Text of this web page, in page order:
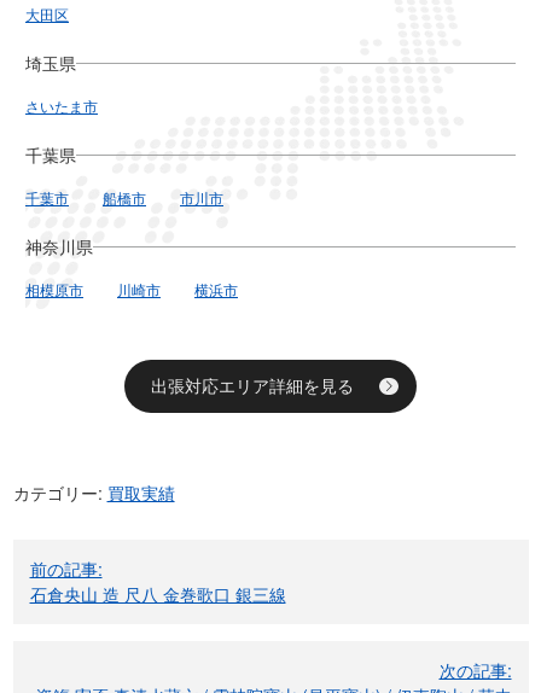
大田区
埼玉県
さいたま市
千葉県
千葉市 船橋市 市川市
神奈川県
相模原市 川崎市 横浜市
出張対応エリア詳細を見る
カテゴリー: 買取実績
投
稿
ゲ
前の記事:
石倉央山 造 尺八 金巻歌口 銀三線
次の記事: